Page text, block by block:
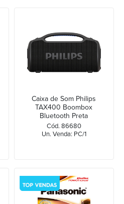
Caixa de Som Philips
TAX400 Boombox
Bluetooth Preta
Cód. 86680
Un. Venda: PC/1